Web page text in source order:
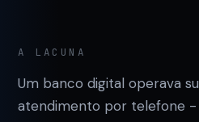
A LACUNA
Um banco digital operava
atendimento por telefone -